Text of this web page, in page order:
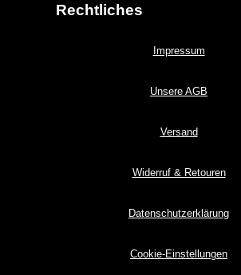
Rechtliches
Impressum
Unsere AGB
Versand
Widerruf & Retouren
Datenschutzerklärung
Cookie-Einstellungen